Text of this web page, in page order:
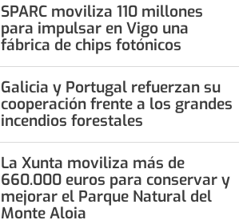
SPARC moviliza 110 millones
para impulsar en Vigo una
fábrica de chips fotónicos
Galicia y Portugal refuerzan su
cooperación frente a los grandes
incendios forestales
La Xunta moviliza más de
660.000 euros para conservar y
mejorar el Parque Natural del
Monte Aloia